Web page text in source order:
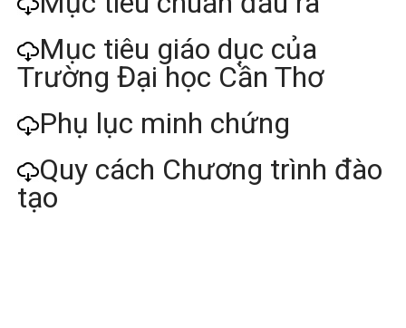
Mục tiêu giáo dục của
Trường Đại học Cần Thơ
Phụ lục minh chứng
Quy cách Chương trình đào
tạo